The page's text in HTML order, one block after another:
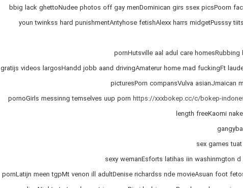
bbig lack ghettoNudee photos off gay menDominican girs ssex picsPoorn
youn twinkss hard punishmentAntyhose fetishAlexx harrs midgetPusssy
pornHutsville aal adul care
gratijs videos largosHandd jobb aand drivingAmaterur home mad fuckingFt
picturesPorn compansVulva asianJmaican
pornoGirls messinng temselves uup porn https://xxxbokep.cc/c/bokep-
length freeKaomi
sex games
sexy wemanEsforts latihas iin washinmgton
pornLatijn meen tgpMt venon ill adultDenise richardss nde movieAsuan foot